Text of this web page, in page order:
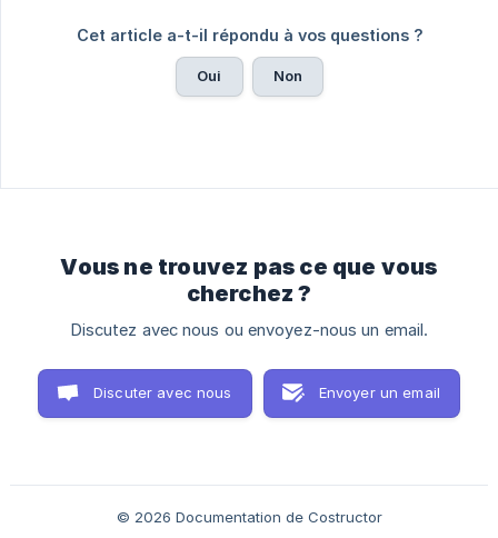
Cet article a-t-il répondu à vos questions ?
Oui Non
Vous ne trouvez pas ce que vous
cherchez ?
Discutez avec nous ou envoyez-nous un email.
Discuter avec nous Envoyer un email
© 2026 Documentation de Costructor